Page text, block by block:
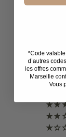
€
*Code
d’autres
les offres
Marseille
Vous